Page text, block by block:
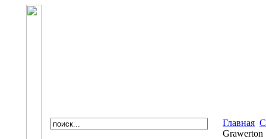
Главная
Grawerton